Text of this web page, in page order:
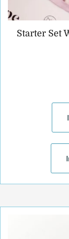
Starter Set